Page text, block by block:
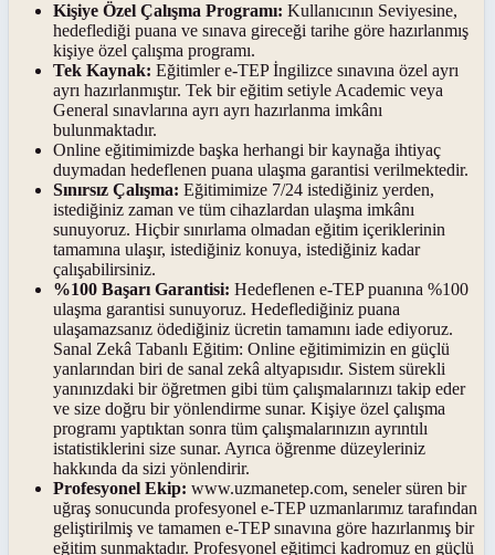
Kişiye Özel Çalışma Programı: Kullanıcının Seviyesine,
hedeflediği puana ve sınava gireceği tarihe göre hazırlanmış
kişiye özel çalışma programı.
Tek Kaynak: Eğitimler e-TEP İngilizce sınavına özel ayrı
ayrı hazırlanmıştır. Tek bir eğitim setiyle Academic veya
General sınavlarına ayrı ayrı hazırlanma imkânı
bulunmaktadır.
Online eğitimimizde başka herhangi bir kaynağa ihtiyaç
duymadan hedeflenen puana ulaşma garantisi verilmektedir.
Sınırsız Çalışma: Eğitimimize 7/24 istediğiniz yerden,
istediğiniz zaman ve tüm cihazlardan ulaşma imkânı
sunuyoruz. Hiçbir sınırlama olmadan eğitim içeriklerinin
tamamına ulaşır, istediğiniz konuya, istediğiniz kadar
çalışabilirsiniz.
%100 Başarı Garantisi: Hedeflenen e-TEP puanına %100
ulaşma garantisi sunuyoruz. Hedeflediğiniz puana
ulaşamazsanız ödediğiniz ücretin tamamını iade ediyoruz.
Sanal Zekâ Tabanlı Eğitim: Online eğitimimizin en güçlü
yanlarından biri de sanal zekâ altyapısıdır. Sistem sürekli
yanınızdaki bir öğretmen gibi tüm çalışmalarınızı takip eder
ve size doğru bir yönlendirme sunar. Kişiye özel çalışma
programı yaptıktan sonra tüm çalışmalarınızın ayrıntılı
istatistiklerini size sunar. Ayrıca öğrenme düzeyleriniz
hakkında da sizi yönlendirir.
Profesyonel Ekip: www.uzmanetep.com, seneler süren bir
uğraş sonucunda profesyonel e-TEP uzmanlarımız tarafından
geliştirilmiş ve tamamen e-TEP sınavına göre hazırlanmış bir
eğitim sunmaktadır. Profesyonel eğitimci kadromuz en güçlü